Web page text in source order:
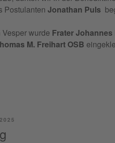
Postu­lan­ten Jona­than Puls
wur­de Fra­ter Johan­nes
M. Frei­hart OSB